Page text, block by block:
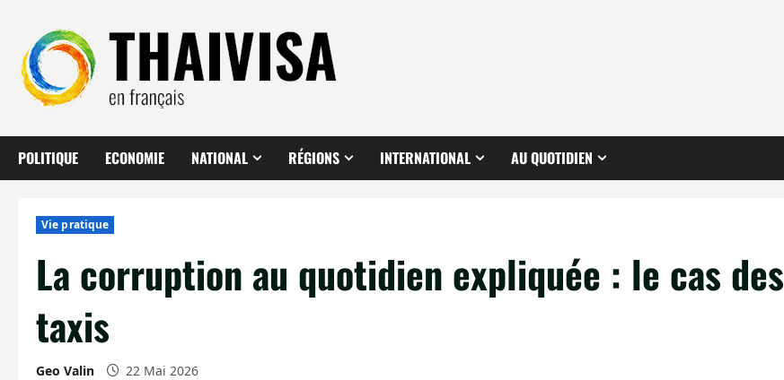
contenu
POLITIQUE ECONOMIE NATIONAL RÉGIONS INTERNATIONAL AU QUOTIDIEN
Vie pratique
La corruption au quotidien expliquée : le cas des
taxis
Geo Valin 22 Mai 2026